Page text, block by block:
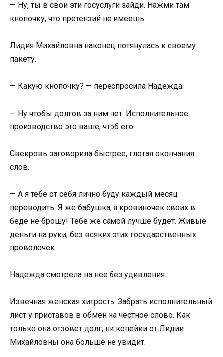
— Ну, ты в свои эти госуслуги зайди. Нажми там
кнопочку, что претензий не имеешь.
Лидия Михайловна наконец потянулась к своему
пакету.
— Какую кнопочку? — переспросила Надежда.
— Ну чтобы долгов за ним нет. Исполнительное
производство это ваше, чтоб его.
Свекровь заговорила быстрее, глотая окончания
слов.
— А я тебе от себя лично буду каждый месяц
переводить. Я же бабушка, я кровиночек своих в
беде не брошу! Тебе же самой лучше будет. Живые
деньги на руки, без всяких этих государственных
проволочек.
Надежда смотрела на нее без удивления.
Извечная женская хитрость. Забрать исполнительный
лист у приставов в обмен на честное слово. Как
только она отзовет долг, ни копейки от Лидии
Михайловны она больше не увидит.